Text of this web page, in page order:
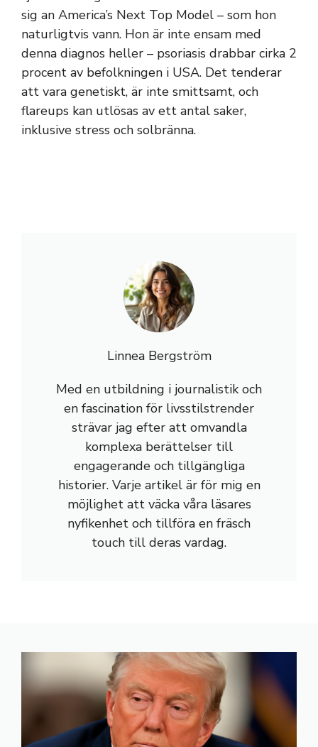
sig an America’s Next Top Model – som hon
naturligtvis vann. Hon är inte ensam med
denna diagnos heller – psoriasis drabbar cirka 2
procent av befolkningen i USA. Det tenderar
att vara genetiskt, är inte smittsamt, och
flareups kan utlösas av ett antal saker,
inklusive stress och solbränna.
Linnea Bergström
Med en utbildning i journalistik och
en fascination för livsstilstrender
strävar jag efter att omvandla
komplexa berättelser till
engagerande och tillgängliga
historier. Varje artikel är för mig en
möjlighet att väcka våra läsares
nyfikenhet och tillföra en fräsch
touch till deras vardag.